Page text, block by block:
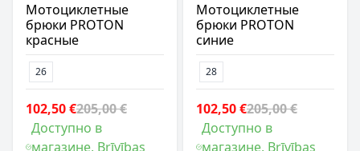
Мотоциклетные
брюки PROTON
красные
26
102,50 €205,00 €
Доступно в
магазине, Brīvības
Мотоциклетные
брюки PROTON
синие
28
102,50 €205,00 €
Доступно в
магазине, Brīvības